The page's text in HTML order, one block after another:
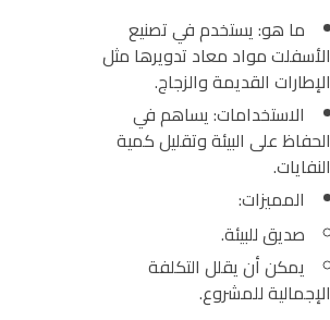
ما هو: يستخدم في تصنيع
الأسفلت مواد معاد تدويرها مثل
الإطارات القديمة والزجاج.
الاستخدامات: يساهم في
الحفاظ على البيئة وتقليل كمية
النفايات.
المميزات:
صديق للبيئة.
يمكن أن يقلل التكلفة
الإجمالية للمشروع.